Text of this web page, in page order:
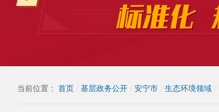
当前位置： 首页 / 基层政务公开 / 安宁市 / 生态环境领域 /